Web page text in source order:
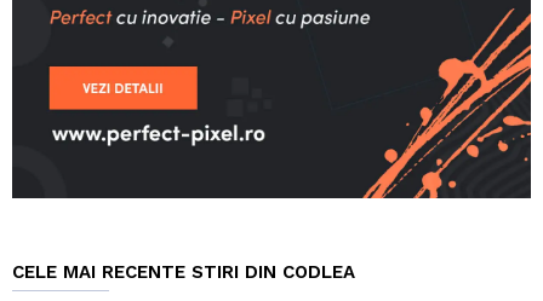
CELE MAI RECENTE STIRI DIN CODLEA